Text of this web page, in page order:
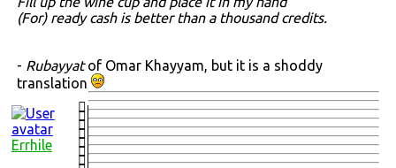
(For) ready cash is better than a thousand credits.
- Rubayyatof Omar Khayyam, but it is a shoddy
translation
Errhile